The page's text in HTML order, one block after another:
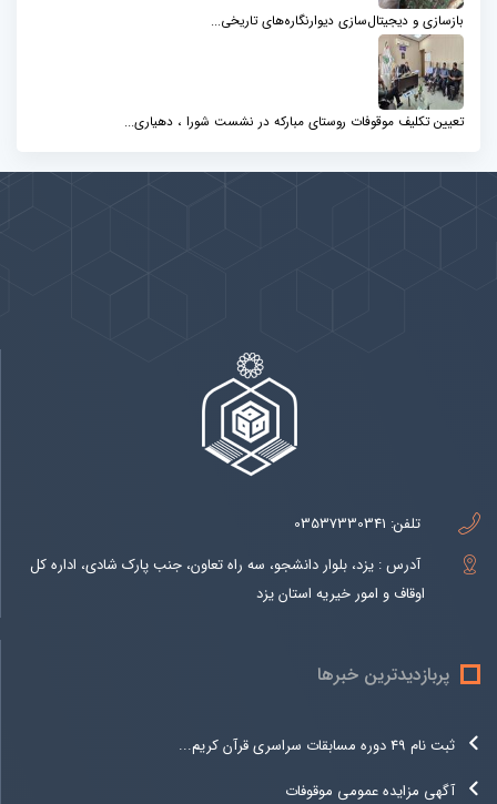
بازسازی و دیجیتال‌سازی دیوارنگاره‌های تاریخی...
تعیین تکلیف موقوفات روستای مبارکه در نشست شورا ، دهیاری...
تلفن: 03537330341
آدرس : یزد، بلوار دانشجو، سه راه تعاون، جنب پارک شادی، اداره کل
اوقاف و امور خیریه استان یزد
پربازدیدترین خبرها
ثبت نام 49 دوره مسابقات سراسری قرآن کریم...
آگهی مزایده عمومی موقوفات